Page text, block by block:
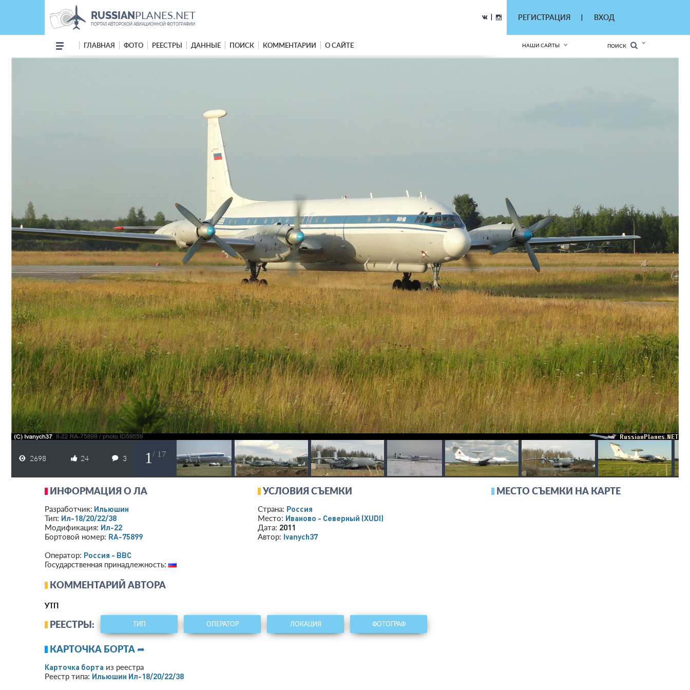
RUSSIANPLANES.NET
ПОРТАЛ АВТОРСКОЙ АВИАЦИОННОЙ ФОТОГРАФИИ
РЕГИСТРАЦИЯ ВХОД
ГЛАВНАЯ ФОТО РЕЕСТРЫ ДАННЫЕ ПОИСК КОММЕНТАРИИ О САЙТЕ НАШИ САЙТЫ ПОИСК
2698 24 3 1 / 17
ИНФОРМАЦИЯ О ЛА
Разработчик: Ильюшин
Тип: Ил-18/20/22/38
Модификация: Ил-22
Бортовой номер: RA-75899
Оператор: Россия - ВВС
Государственная принадлежность:
УСЛОВИЯ СЪЕМКИ
Страна: Россия
Место: Иваново - Северный (XUDI)
Дата: 2011
Автор: Ivanych37
КОММЕНТАРИЙ АВТОРА
УТП
РЕЕСТРЫ: ТИП ОПЕРАТОР ЛОКАЦИЯ ФОТОГРАФ
КАРТОЧКА БОРТА ➦
Карточка борта из реестра
Реестр типа: Ильюшин Ил-18/20/22/38
МЕСТО СЪЕМКИ НА КАРТЕ